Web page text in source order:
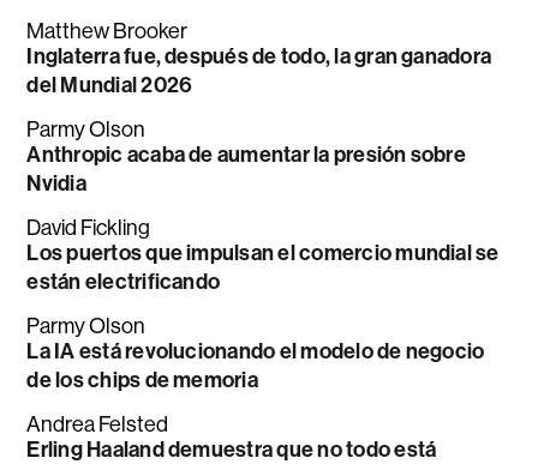
Matthew Brooker
Inglaterra fue, después de todo, la gran ganadora
del Mundial 2026
Parmy Olson
Anthropic acaba de aumentar la presión sobre
Nvidia
David Fickling
Los puertos que impulsan el comercio mundial se
están electrificando
Parmy Olson
La IA está revolucionando el modelo de negocio
de los chips de memoria
Andrea Felsted
Erling Haaland demuestra que no todo está